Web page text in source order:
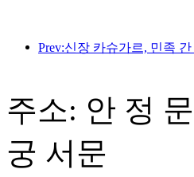
주소: 안 정
궁 서문